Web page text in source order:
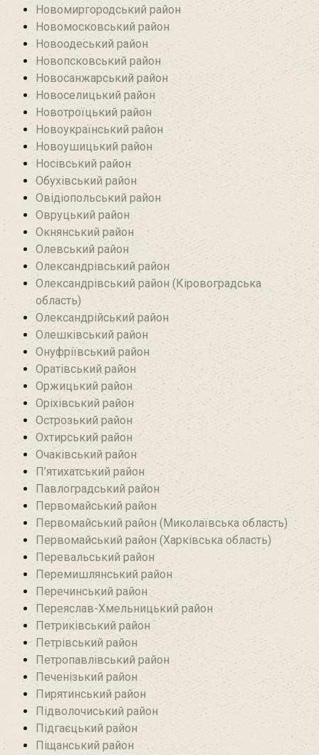
Новомиргородський район
Новомосковський район
Новоодеський район‎
Новопсковський район‎
Новосанжарський район
Новоселицький район
Новотроїцький район
Новоукраїнський район
Новоушицький район
Носівський район
Обухівський район
Овідіопольський район‎
Овруцький район‎
Окнянський район
Олевський район‎
Олександрівський район
Олександрівський район (Кіровоградська
область)
Олександрійський район
Олешківський район
Онуфріївський район‎
Оратівський район
Оржицький район
Оріхівський район
Острозький район
Охтирський район
Очаківський район
П’ятихатський район
Павлоградський район
Первомайський район
Первомайський район (Миколаївська область)
Первомайський район (Харківська область)
Перевальський район‎
Перемишлянський район
Перечинський район
Переяслав-Хмельницький район
Петриківський район
Петрівський район‎
Петропавлівський район
Печенізький район
Пирятинський район
Підволочиський район
Підгаєцький район
Піщанський район